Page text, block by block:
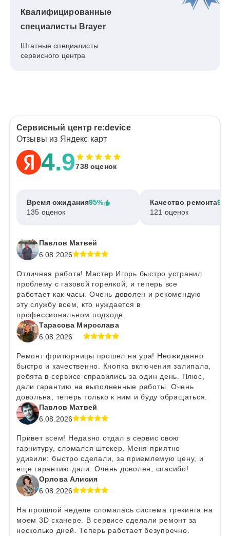
Квалифицированные
специалисты Brayer
Штатные специалисты
сервисного центра
Сервисный центр re:device
Отзывы из Яндекс карт
4.9738 оценок
Время ожидания95%
135 оценок
Качество ремонта
121 оценок
Павлов Матвей
6.08.2026
Отличная работа! Мастер Игорь быстро устранил
проблему с газовой горелкой, и теперь все
работает как часы. Очень доволен и рекомендую
эту службу всем, кто нуждается в
профессиональном подходе.
Тарасова Мирослава
6.08.2026
Ремонт фритюрницы прошел на ура! Неожиданно
быстро и качественно. Кнопка включения залипала,
ребята в сервисе справились за один день. Плюс,
дали гарантию на выполненные работы. Очень
довольна, теперь только к ним и буду обращаться.
Павлов Матвей
6.08.2026
Привет всем! Недавно отдал в сервис свою
гарнитуру, сломался штекер. Меня приятно
удивили: быстро сделали, за приемлемую цену, и
еще гарантию дали. Очень доволен, спасибо!
Орлова Алисия
6.08.2026
На прошлой неделе сломалась система трекинга на
моем 3D сканере. В сервисе сделали ремонт за
несколько дней. Теперь работает безупречно.